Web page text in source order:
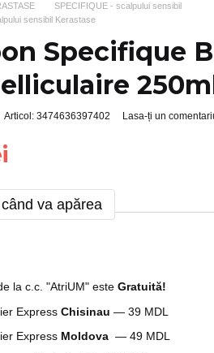
SPECIFIQUE - scalpului sensibil
sensibil Kerastase
Specifique
Articol: 3474636397402 Lasa-ți un
va apărea
la c.c. "AtriUM" esteGratuită!
ExpressChisinau — 39 MDL
Express Moldova — 49 MDL